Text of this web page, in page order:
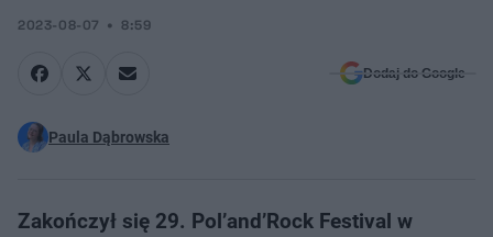
2023-08-07 8:59
Dodaj do Google
Paula Dąbrowska
Zakończył się 29. Pol’and’Rock Festival w